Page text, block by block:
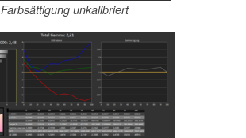
Farbsättigung unkalibriert